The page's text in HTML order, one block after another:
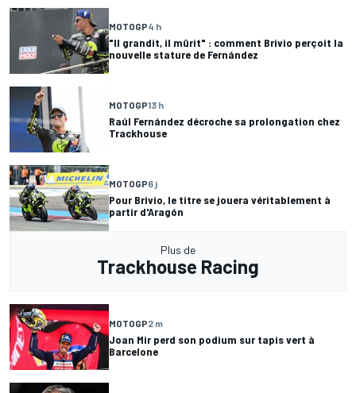
MOTOGP4 h
"Il grandit, il mûrit" : comment Brivio perçoit la
nouvelle stature de Fernández
MOTOGP13 h
Raúl Fernández décroche sa prolongation chez
Trackhouse
MOTOGP6 j
Pour Brivio, le titre se jouera véritablement à
partir d'Aragón
Plus de
Trackhouse Racing
MOTOGP2 m
Joan Mir perd son podium sur tapis vert à
Barcelone